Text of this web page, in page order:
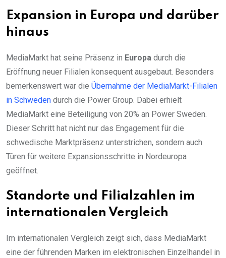
Expansion in Europa und darüber
hinaus
MediaMarkt hat seine Präsenz in Europa durch die
Eröffnung neuer Filialen konsequent ausgebaut. Besonders
bemerkenswert war die Übernahme der MediaMarkt-Filialen
in Schweden durch die Power Group. Dabei erhielt
MediaMarkt eine Beteiligung von 20% an Power Sweden.
Dieser Schritt hat nicht nur das Engagement für die
schwedische Marktpräsenz unterstrichen, sondern auch
Türen für weitere Expansionsschritte in Nordeuropa
geöffnet.
Standorte und Filialzahlen im
internationalen Vergleich
Im internationalen Vergleich zeigt sich, dass MediaMarkt
eine der führenden Marken im elektronischen Einzelhandel in